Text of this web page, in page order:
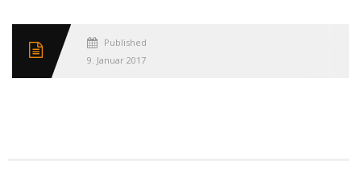
Published
9. Januar 2017